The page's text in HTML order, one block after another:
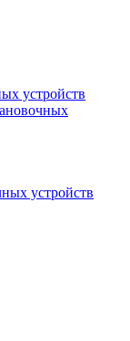
устройств
устройств